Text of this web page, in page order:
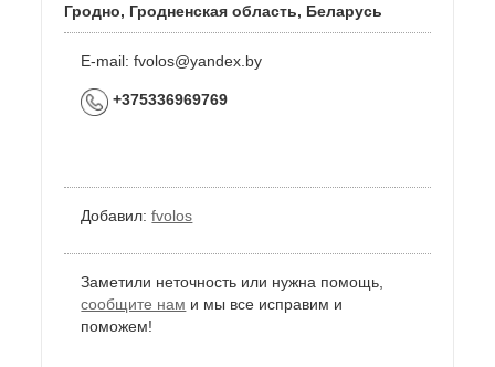
Гродно, Гродненская область, Беларусь
E-mail: fvolos@yandex.by
+375336969769
Добавил: fvolos
Заметили неточность или нужна помощь,
сообщите нам и мы все исправим и
поможем!